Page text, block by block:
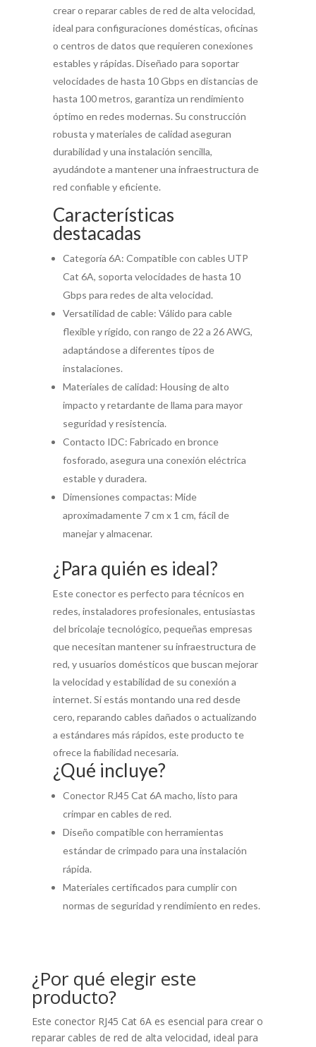
crear o reparar cables de red de alta velocidad,
ideal para configuraciones domésticas, oficinas
o centros de datos que requieren conexiones
estables y rápidas. Diseñado para soportar
velocidades de hasta 10 Gbps en distancias de
hasta 100 metros, garantiza un rendimiento
óptimo en redes modernas. Su construcción
robusta y materiales de calidad aseguran
durabilidad y una instalación sencilla,
ayudándote a mantener una infraestructura de
red confiable y eficiente.
Características
destacadas
Categoría 6A: Compatible con cables UTP
Cat 6A, soporta velocidades de hasta 10
Gbps para redes de alta velocidad.
Versatilidad de cable: Válido para cable
flexible y rígido, con rango de 22 a 26 AWG,
adaptándose a diferentes tipos de
instalaciones.
Materiales de calidad: Housing de alto
impacto y retardante de llama para mayor
seguridad y resistencia.
Contacto IDC: Fabricado en bronce
fosforado, asegura una conexión eléctrica
estable y duradera.
Dimensiones compactas: Mide
aproximadamente 7 cm x 1 cm, fácil de
manejar y almacenar.
¿Para quién es ideal?
Este conector es perfecto para técnicos en
redes, instaladores profesionales, entusiastas
del bricolaje tecnológico, pequeñas empresas
que necesitan mantener su infraestructura de
red, y usuarios domésticos que buscan mejorar
la velocidad y estabilidad de su conexión a
internet. Si estás montando una red desde
cero, reparando cables dañados o actualizando
a estándares más rápidos, este producto te
ofrece la fiabilidad necesaria.
¿Qué incluye?
Conector RJ45 Cat 6A macho, listo para
crimpar en cables de red.
Diseño compatible con herramientas
estándar de crimpado para una instalación
rápida.
Materiales certificados para cumplir con
normas de seguridad y rendimiento en redes.
¿Por qué elegir este
producto?
Este conector RJ45 Cat 6A es esencial para crear o
reparar cables de red de alta velocidad, ideal para